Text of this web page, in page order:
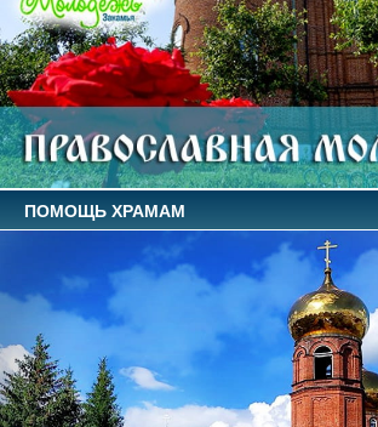
ПОМОЩЬ ХРАМАМ